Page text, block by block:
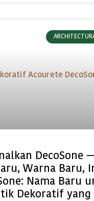
DecoSone —
Warna Baru,
Nama Baru
Dekoratif yang